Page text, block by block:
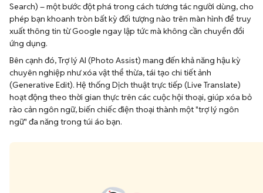
Search) – một bước đột phá trong cách tương tác người dùng, cho
phép bạn khoanh tròn bất kỳ đối tượng nào trên màn hình để truy
xuất thông tin từ Google ngay lập tức mà không cần chuyển đổi
ứng dụng.
Bên cạnh đó, Trợ lý AI (Photo Assist) mang đến khả năng hậu kỳ
chuyên nghiệp như xóa vật thể thừa, tái tạo chi tiết ảnh
(Generative Edit). Hệ thống Dịch thuật trực tiếp (Live Translate)
hoạt động theo thời gian thực trên các cuộc hội thoại, giúp xóa bỏ
rào cản ngôn ngữ, biến chiếc điện thoại thành một "trợ lý ngôn
ngữ" đa năng trong túi áo bạn.